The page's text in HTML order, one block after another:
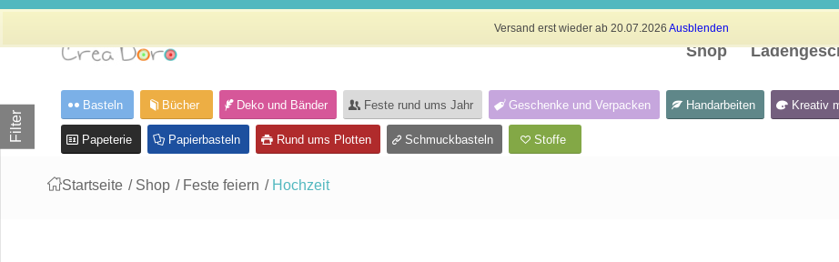
Shop
Basteln Bücher Deko und Bänder Feste rund ums Jahr Geschenke und Verpacken Handarbeiten Kreativ
Papeterie Papierbasteln Rund ums Plotten Schmuckbasteln Stoffe
Startseite / Shop / Feste feiern / Hochzeit
Filter
Versand erst wieder ab 20.07.2026 Ausblenden